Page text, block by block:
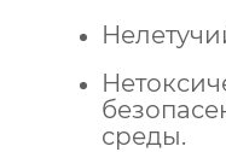
среды.